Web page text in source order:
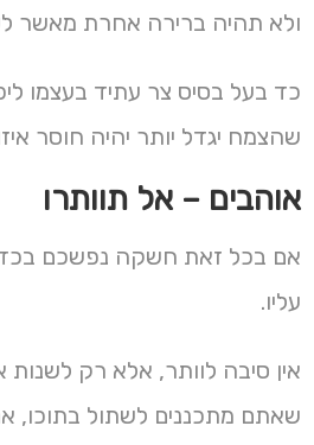
ולא תהיה ברירה אחרת מאשר
כד בעל בסיס צר עתיד בעצמו
שהצמח יגדל יותר יהיה חוסר
אוהבים – אל תוותרו
אם בכל זאת חשקה נפשכם בכד
עליו.
אין סיבה לוותר, אלא רק לשנות
שאתם מתכננים לשתול בתוכו,